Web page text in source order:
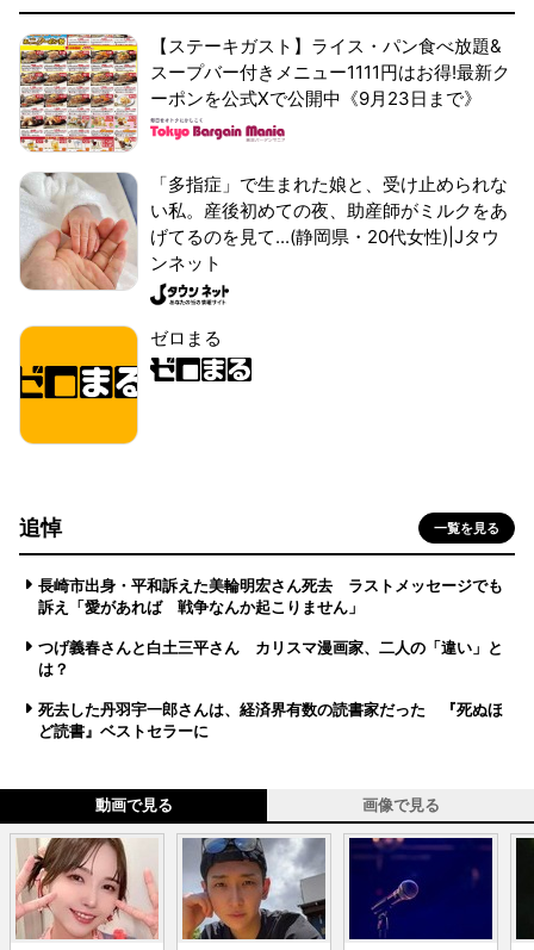
【ステーキガスト】ライス・パン食べ放題&
スープバー付きメニュー1111円はお得!最新ク
ーポンを公式Xで公開中《9月23日まで》
「多指症」で生まれた娘と、受け止められな
い私。産後初めての夜、助産師がミルクをあ
げてるのを見て...(静岡県・20代女性)|Jタウ
ンネット
ゼロまる
追悼 一覧を見る
長崎市出身・平和訴えた美輪明宏さん死去 ラストメッセージでも
訴え「愛があれば 戦争なんか起こりません」
つげ義春さんと白土三平さん カリスマ漫画家、二人の「違い」と
は？
死去した丹羽宇一郎さんは、経済界有数の読書家だった 『死ぬほ
ど読書』ベストセラーに
動画で見る 画像で見る